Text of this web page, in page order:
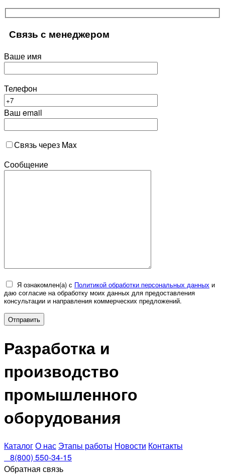
Связь с менеджером
Ваше имя
Телефон
Ваш email
Связь через Max
Сообщение
Я ознакомлен(а) с Политикой обработки персональных данных и
даю согласие на обработку моих данных для предоставления
консультации и направления коммерческих предложений.
Разработка и
производство
промышленного
оборудования
КаталогО нас Этапы работы Новости Контакты
8(800) 550-34-15
Обратная связь